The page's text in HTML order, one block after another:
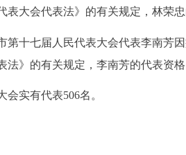
表大会代表法》的有关规定，林荣忠
第十七届人民代表大会代表李南芳
》的有关规定，李南芳的代表资格
实有代表506名。